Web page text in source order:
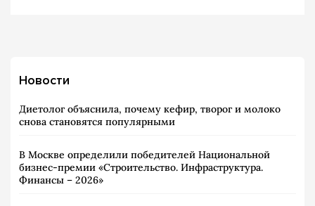
Новости
Диетолог объяснила, почему кефир, творог и молоко
снова становятся популярными
В Москве определили победителей Национальной
бизнес-премии «Строительство. Инфраструктура.
Финансы – 2026»